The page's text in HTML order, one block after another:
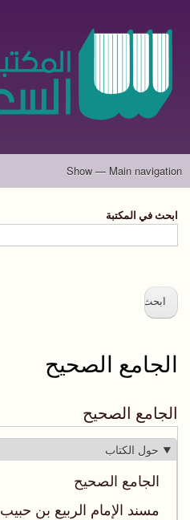
Main
Show — Main navigation
الرئيسية
المؤلفون
تواصل معنا
حول الموقع
ابحث في المكتبة
الجامع الصحيح
الجامع الصحيح
حول الكتاب
الجامع الصحيح
مسند الإمام الربيع بن